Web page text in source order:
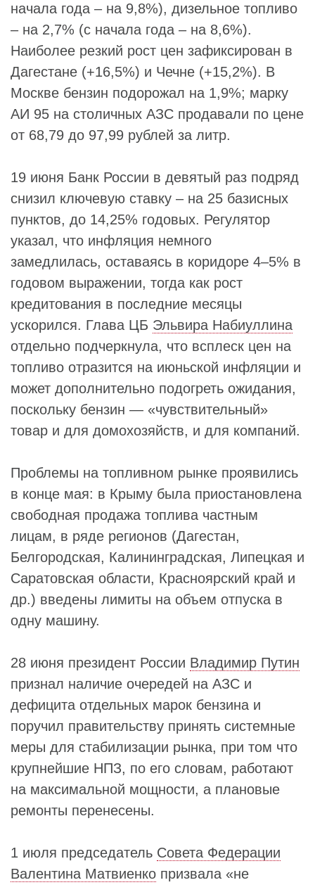
начала года – на 9,8%), дизельное топливо
– на 2,7% (с начала года – на 8,6%).
Наиболее резкий рост цен зафиксирован в
Дагестане (+16,5%) и Чечне (+15,2%). В
Москве бензин подорожал на 1,9%; марку
АИ 95 на столичных АЗС продавали по цене
от 68,79 до 97,99 рублей за литр.
19 июня Банк России в девятый раз подряд
снизил ключевую ставку – на 25 базисных
пунктов, до 14,25% годовых. Регулятор
указал, что инфляция немного
замедлилась, оставаясь в коридоре 4–5% в
годовом выражении, тогда как рост
кредитования в последние месяцы
ускорился. Глава ЦБ Эльвира Набиуллина
отдельно подчеркнула, что всплеск цен на
топливо отразится на июньской инфляции и
может дополнительно подогреть ожидания,
поскольку бензин — «чувствительный»
товар и для домохозяйств, и для компаний.
Проблемы на топливном рынке проявились
в конце мая: в Крыму была приостановлена
свободная продажа топлива частным
лицам, в ряде регионов (Дагестан,
Белгородская, Калининградская, Липецкая и
Саратовская области, Красноярский край и
др.) введены лимиты на объем отпуска в
одну машину.
28 июня президент России Владимир Путин
признал наличие очередей на АЗС и
дефицита отдельных марок бензина и
поручил правительству принять системные
меры для стабилизации рынка, при том что
крупнейшие НПЗ, по его словам, работают
на максимальной мощности, а плановые
ремонты перенесены.
1 июля председатель Совета Федерации
Валентина Матвиенко призвала «не